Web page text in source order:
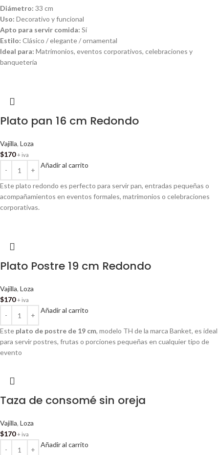
Diámetro: 33 cm
Uso: Decorativo y funcional
Apto para servir comida: Sí
Estilo: Clásico / elegante / ornamental
Ideal para: Matrimonios, eventos corporativos, celebraciones y
banquetería
Plato pan 16 cm Redondo
Vajilla, Loza
$170 + iva
Añadir al carrito
Este plato redondo es perfecto para servir pan, entradas pequeñas o
acompañamientos en eventos formales, matrimonios o celebraciones
corporativas.
Plato Postre 19 cm Redondo
Vajilla, Loza
$170 + iva
Añadir al carrito
Este plato de postre de 19 cm, modelo TH de la marca Banket, es ideal
para servir postres, frutas o porciones pequeñas en cualquier tipo de
evento
Taza de consomé sin oreja
Vajilla, Loza
$170 + iva
Añadir al carrito